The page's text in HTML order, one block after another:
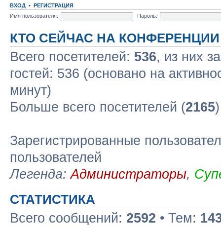
ВХОД • РЕГИСТРАЦИЯ
Имя пользователя:
Пароль:
КТО СЕЙЧАС НА КОНФЕРЕНЦИИ
Всего посетителей: 536, из них
гостей: 536 (основано на
минут)
Больше всего посетителей (2165
Зарегистрированные
пользователей
Легенда:Администраторы,
СТАТИСТИКА
Всего сообщений: 2592 • Тем: